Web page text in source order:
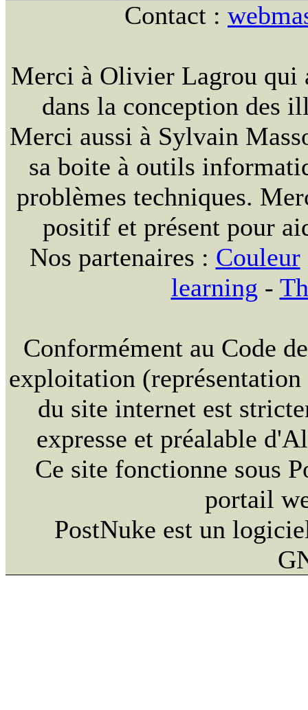
Contact :
Merci à Olivier Lagrou qui
dans la conception des
Merci aussi à Sylvain
sa boite à outils
problèmes techniques.
positif et présent pour
Nos partenaires : Couleur
learning -
Conformément au Code
exploitation
du site internet est
expresse et préalable
Ce site fonctionne sous
portail
PostNuke est un